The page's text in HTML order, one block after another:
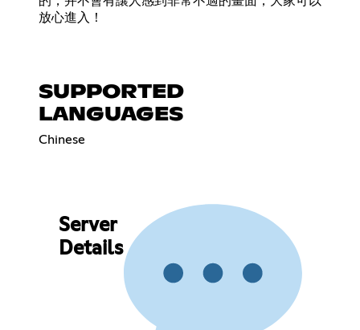
放心進入！
SUPPORTED
LANGUAGES
Chinese
Server
Details